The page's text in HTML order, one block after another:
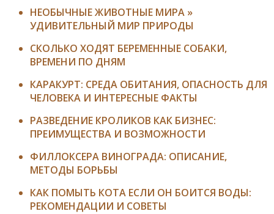
НЕОБЫЧНЫЕ ЖИВОТНЫЕ МИРА »
УДИВИТЕЛЬНЫЙ МИР ПРИРОДЫ
СКОЛЬКО ХОДЯТ БЕРЕМЕННЫЕ СОБАКИ,
ВРЕМЕНИ ПО ДНЯМ
КАРАКУРТ: СРЕДА ОБИТАНИЯ, ОПАСНОСТЬ ДЛЯ
ЧЕЛОВЕКА И ИНТЕРЕСНЫЕ ФАКТЫ
РАЗВЕДЕНИЕ КРОЛИКОВ КАК БИЗНЕС:
ПРЕИМУЩЕСТВА И ВОЗМОЖНОСТИ
ФИЛЛОКСЕРА ВИНОГРАДА: ОПИСАНИЕ,
МЕТОДЫ БОРЬБЫ
КАК ПОМЫТЬ КОТА ЕСЛИ ОН БОИТСЯ ВОДЫ:
РЕКОМЕНДАЦИИ И СОВЕТЫ